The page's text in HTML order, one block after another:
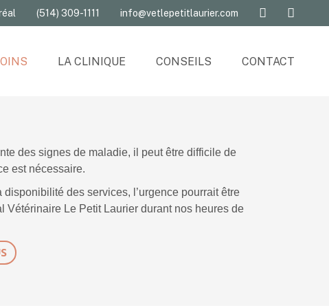
(514) 309-1111 info@vetlepetitlaurier.com
LA CLINIQUE
Rencontrez l’équipe
Visite virtuelle
CONSEILS CONTACT
À propos
Rencontrez l’équipe
des signes de maladie, il peut être difficile de
est nécessaire.
des services, l’urgence pourrait être
Vétérinaire Le Petit Laurier durant nos heures de